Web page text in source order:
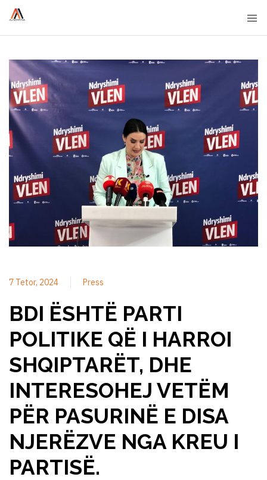
7 Tetor, 2024 Press
BDI ËSHTË PARTI
POLITIKE QË I HARROI
SHQIPTARËT, DHE
INTERESOHEJ VETËM
PËR PASURINË E DISA
NJERËZVE NGA KREU I
PARTISË.